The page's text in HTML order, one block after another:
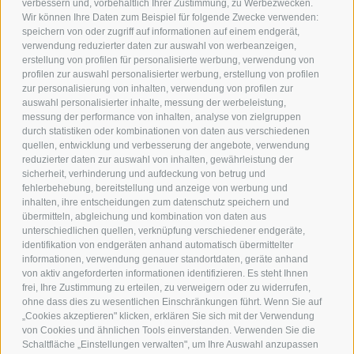
verbessern und, vorbehaltlich Ihrer Zustimmung, zu Werbezwecken.
Wir können Ihre Daten zum Beispiel für folgende Zwecke verwenden:
speichern von oder zugriff auf informationen auf einem endgerät,
verwendung reduzierter daten zur auswahl von werbeanzeigen,
erstellung von profilen für personalisierte werbung, verwendung von
profilen zur auswahl personalisierter werbung, erstellung von profilen
zur personalisierung von inhalten, verwendung von profilen zur
auswahl personalisierter inhalte, messung der werbeleistung,
messung der performance von inhalten, analyse von zielgruppen
durch statistiken oder kombinationen von daten aus verschiedenen
quellen, entwicklung und verbesserung der angebote, verwendung
reduzierter daten zur auswahl von inhalten, gewährleistung der
sicherheit, verhinderung und aufdeckung von betrug und
fehlerbehebung, bereitstellung und anzeige von werbung und
inhalten, ihre entscheidungen zum datenschutz speichern und
übermitteln, abgleichung und kombination von daten aus
unterschiedlichen quellen, verknüpfung verschiedener endgeräte,
identifikation von endgeräten anhand automatisch übermittelter
informationen, verwendung genauer standortdaten, geräte anhand
von aktiv angeforderten informationen identifizieren. Es steht Ihnen
frei, Ihre Zustimmung zu erteilen, zu verweigern oder zu widerrufen,
ohne dass dies zu wesentlichen Einschränkungen führt. Wenn Sie auf
„Cookies akzeptieren" klicken, erklären Sie sich mit der Verwendung
von Cookies und ähnlichen Tools einverstanden. Verwenden Sie die
Schaltfläche „Einstellungen verwalten", um Ihre Auswahl anzupassen
SKY-POOL ENTDECKEN
Helmweg 13
I-39038 Vierschach / Innichen
Tel.:+39 0474 910088
info@andermax.it